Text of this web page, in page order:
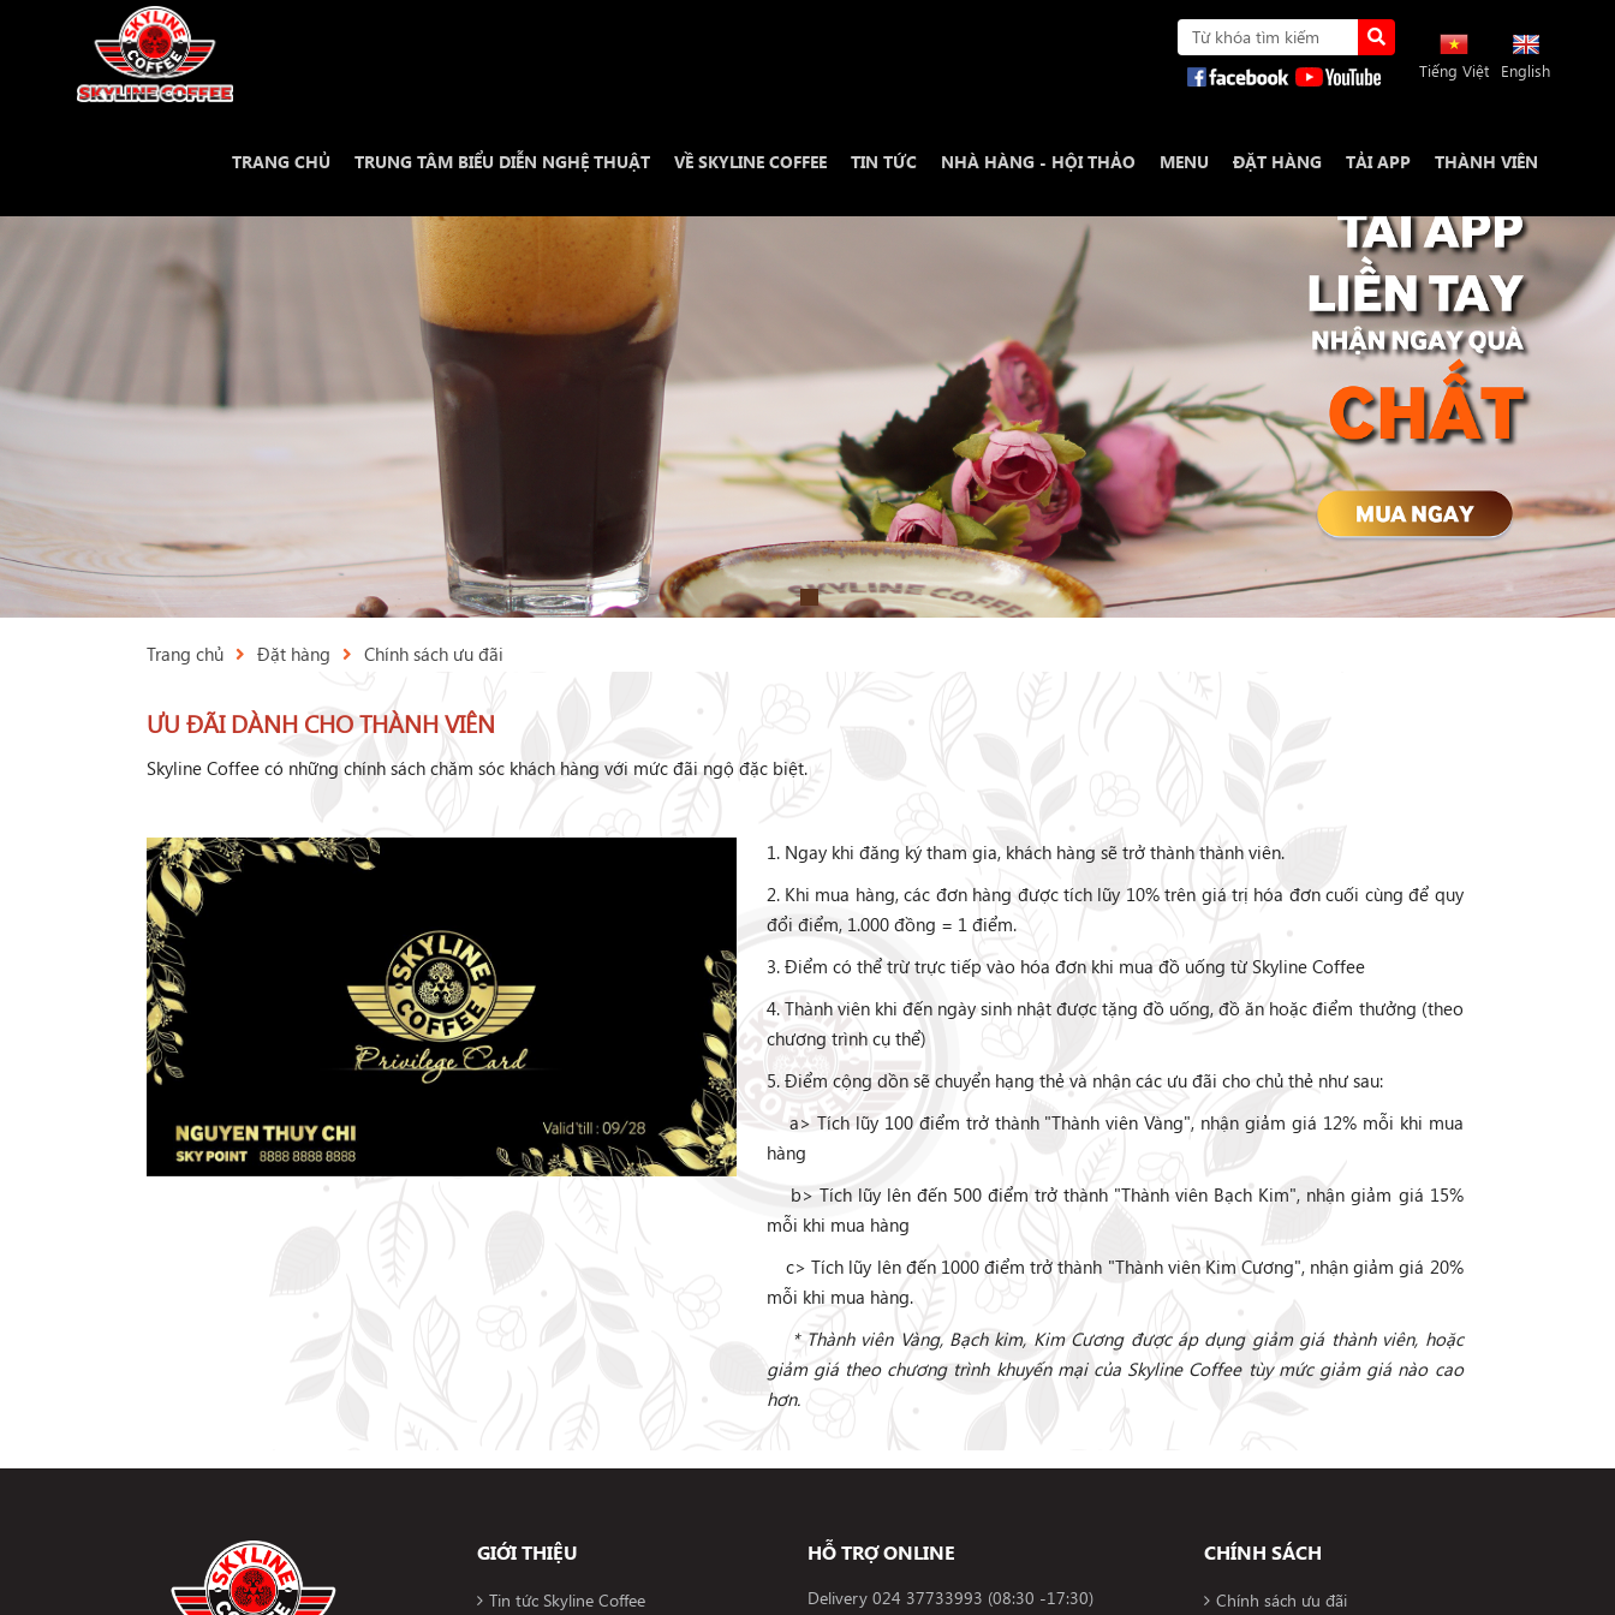
Tiếng Việt English
TRANG CHỦ TRUNG TÂM BIỂU DIỄN NGHỆ THUẬT VỀ SKYLINE COFFEE TIN TỨC NHÀ HÀNG - HỘI THẢO MENU ĐẶT HÀNG TẢI APP THÀNH VIÊN
Trang chủ Đặt hàng Chính sách ưu đãi
ƯU ĐÃI DÀNH CHO THÀNH VIÊN
Skyline Coffee có những chính sách chăm sóc khách hàng với mức đãi ngộ đặc biệt.
1. Ngay khi đăng ký tham gia, khách hàng sẽ trở thành thành viên.
2. Khi mua hàng, các đơn hàng được tích lũy 10% trên giá trị hóa đơn cuối cùng để quy
đổi điểm, 1.000 đồng = 1 điểm.
3. Điểm có thể trừ trực tiếp vào hóa đơn khi mua đồ uống từ Skyline Coffee
4. Thành viên khi đến ngày sinh nhật được tặng đồ uống, đồ ăn hoặc điểm thưởng (theo
chương trình cụ thể)
5. Điểm cộng dồn sẽ chuyển hạng thẻ và nhận các ưu đãi cho chủ thẻ như sau:
a> Tích lũy 100 điểm trở thành "Thành viên Vàng", nhận giảm giá 12% mỗi khi mua
hàng
b> Tích lũy lên đến 500 điểm trở thành "Thành viên Bạch Kim", nhận giảm giá 15%
mỗi khi mua hàng
c> Tích lũy lên đến 1000 điểm trở thành "Thành viên Kim Cương", nhận giảm giá 20%
mỗi khi mua hàng.
* Thành viên Vàng, Bạch kim, Kim Cương được áp dụng giảm giá thành viên, hoặc
giảm giá theo chương trình khuyến mại của Skyline Coffee tùy mức giảm giá nào cao
hơn.
GIỚI THIỆU
Tin tức Skyline Coffee
HỖ TRỢ ONLINE
Delivery 024 37733993 (08:30 -17:30)
CHÍNH SÁCH
Chính sách ưu đãi